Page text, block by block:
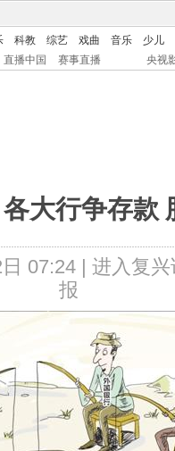
科教 综艺 戏曲 音乐
少儿
直播中国 赛事直播 央视
大行争存款
07:24 | 进入复兴
报